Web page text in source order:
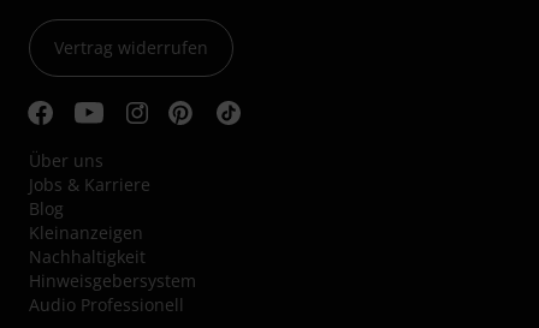
Vertrag widerrufen
Über uns
Jobs & Karriere
Blog
Kleinanzeigen
Nachhaltigkeit
Hinweisgebersystem
Audio Professionell